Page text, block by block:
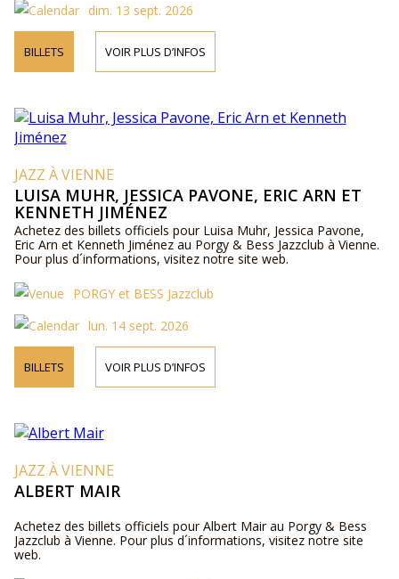
dim. 13 sept. 2026
BILLETS VOIR PLUS D’INFOS
JAZZ À VIENNE
LUISA MUHR, JESSICA PAVONE, ERIC ARN ET
KENNETH JIMÉNEZ
Achetez des billets officiels pour Luisa Muhr, Jessica Pavone,
Eric Arn et Kenneth Jiménez au Porgy & Bess Jazzclub à Vienne.
Pour plus d´informations, visitez notre site web.
PORGY et BESS Jazzclub
lun. 14 sept. 2026
BILLETS VOIR PLUS D’INFOS
JAZZ À VIENNE
ALBERT MAIR
Achetez des billets officiels pour Albert Mair au Porgy & Bess
Jazzclub à Vienne. Pour plus d´informations, visitez notre site
web.